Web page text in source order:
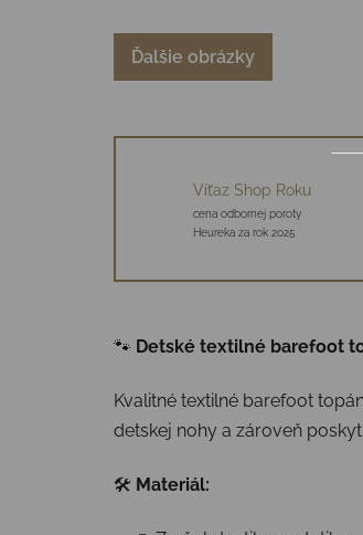
Ďalšie obrázky
Víťaz Shop Roku
cena odbornej poroty
Heureka za rok 2025
🐾 Detské textilné barefoot
Kvalitné textilné barefoot
detskej nohy a zároveň
🛠 Materiál: